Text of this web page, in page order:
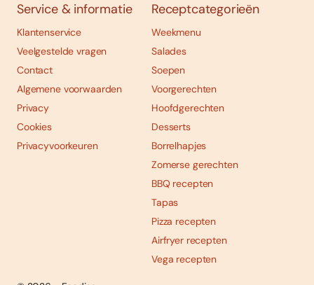
Service & informatie
Klantenservice
Veelgestelde vragen
Contact
Algemene voorwaarden
Privacy
Cookies
Privacyvoorkeuren
Receptcategorieën
Weekmenu
Salades
Soepen
Voorgerechten
Hoofdgerechten
Desserts
Borrelhapjes
Zomerse gerechten
BBQ recepten
Tapas
Pizza recepten
Airfryer recepten
Vega recepten